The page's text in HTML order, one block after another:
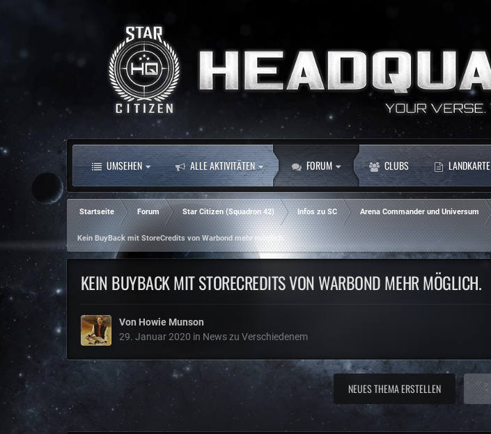
UMSEHEN ALLE AKTIVITÄTEN FORUM CLUBS LANDKARTE
Startseite Forum Star Citizen (Squadron 42) Infos zu SC Arena Commander und Universum
Kein BuyBack mit StoreCredits von Warbond mehr möglich.
KEIN BUYBACK MIT STORECREDITS VON WARBOND MEHR MÖGLICH.
Von Howie Munson
29. Januar 2020 in News zu Verschiedenem
NEUES THEMA ERSTELLEN